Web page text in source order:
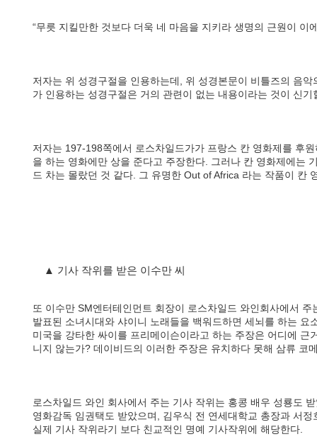
“무릇 지킬만한 것보다 더욱 네 마음을 지키라 생명의 근원이 이
저자는 위 성경구절을 인용하는데, 위 성경본문이 비틀즈의 음
가 인용하는 성경구절은 거의 관련이 없는 내용이라는 것이 신기
저자는 197-198쪽에서 로스차일드가가 프랑스 칸 영화제를 후
을 하는 영화에만 상을 준다고 주장한다. 그러나 칸 영화제에는
드 차는 몰랐던 것 같다. 그 유명한 Out of Africa 라는 작품이 칸
▲ 기사 작위를 받은 이수만 씨
또 이수만 SM엔터테인먼트 회장이 로스차일드 와인회사에서
발표된 소녀시대와 샤이니 노래들을 백워드하면 세뇌를 하는 요
미국을 강타한 싸이를 프리메이슨이라고 하는 주장은 어디에 근
니지 않는가? 데이비드의 이러한 주장은 유치하다 못해 삼류 코
로스차일드 와인 회사에서 주는 기사 작위는 홍콩 배우 성룡도
영화감독 임권택도 받았으며, 김우식 전 연세대학교 총장과 서
실제 기사 작위라기 보다 친교적인 명예 기사작위에 해당한다.